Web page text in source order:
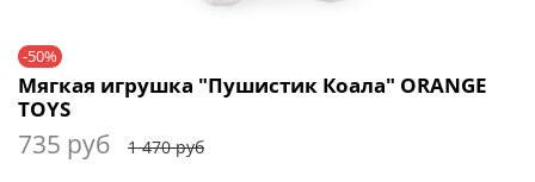
-50%
Мягкая игрушка "Пушистик Коала" ORANGE
TOYS
735 руб 1 470 руб